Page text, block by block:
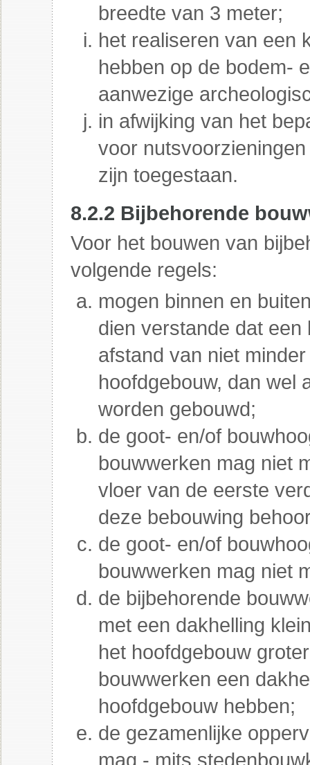
breedte van 3 meter;
het realiseren van een
hebben op de bodem-
aanwezige
in afwijking van het
voor
zijn toegestaan.
8.2.2 Bijbehorende
Voor het bouwen van
volgende regels:
mogen binnen en
dien verstande dat
afstand van niet
hoofdgebouw, dan wel
worden gebouwd;
de goot- en/of
bouwwerken mag niet
vloer van de eerste
deze bebouwing
de goot- en/of
bouwwerken mag niet
de bijbehorende
met een dakhelling
het hoofdgebouw
bouwwerken een
hoofdgebouw hebben;
de gezamenlijke
mag - mits